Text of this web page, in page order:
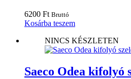
6200 Ft Bruttó
Kosárba teszem
NINCS KÉSZLETEN
Saeco Odea kifolyó